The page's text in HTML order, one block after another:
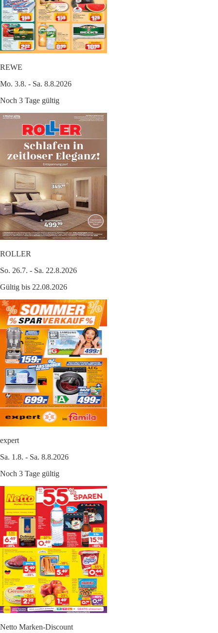
REWE
Mo. 3.8. - Sa. 8.8.2026
Noch 3 Tage gültig
ROLLER
So. 26.7. - Sa. 22.8.2026
Gültig bis 22.08.2026
expert
Sa. 1.8. - Sa. 8.8.2026
Noch 3 Tage gültig
Netto Marken-Discount